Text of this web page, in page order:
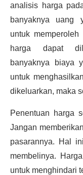
analisis harga
banyaknya uang
untuk
harga dapat
banyaknya biaya
untuk
dikeluarkan, maka
Penentuan harga
Jangan
pasarannya. Hal
membelinya.
untuk menghindari